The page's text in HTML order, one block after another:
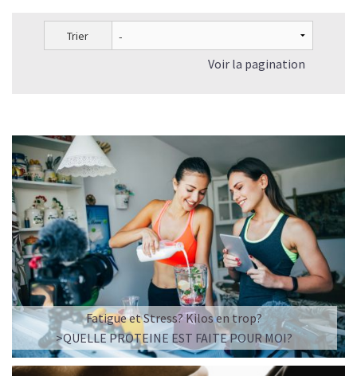
Trier
Voir la pagination
Fatigue et Stress? Kilos en trop?
>QUELLE PROTEINE EST FAITE POUR MOI?